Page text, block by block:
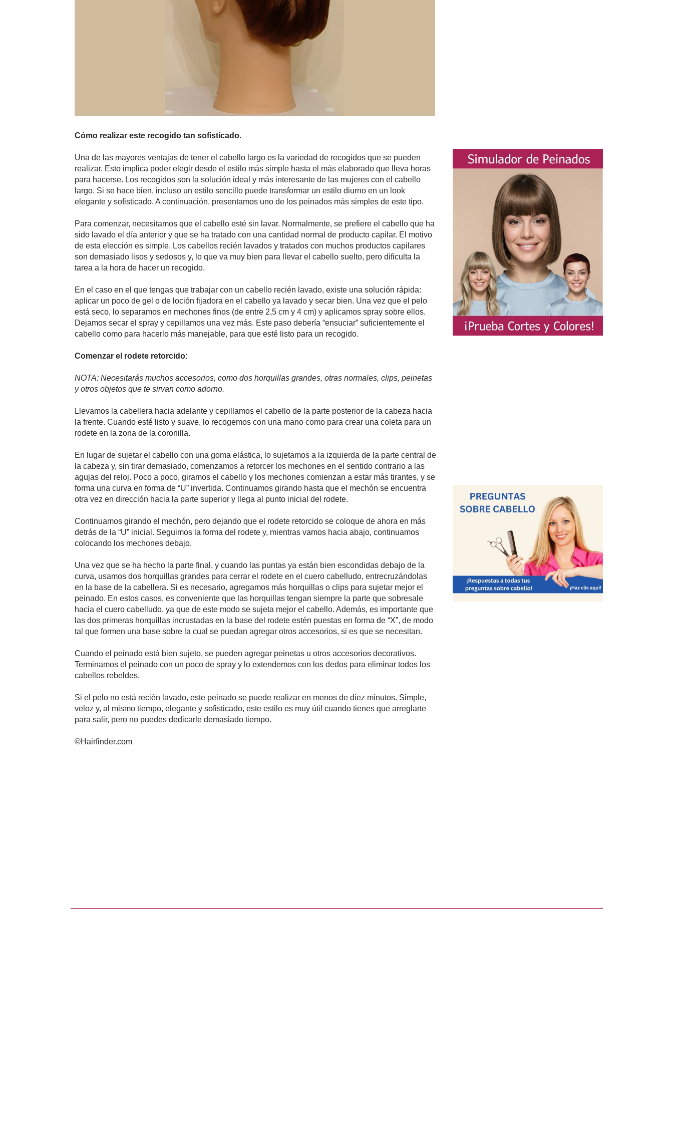
Cómo realizar este recogido tan sofisticado.
Una de las mayores ventajas de tener el cabello largo es la variedad de recogidos que se pueden
realizar. Esto implica poder elegir desde el estilo más simple hasta el más elaborado que lleva horas
para hacerse. Los recogidos son la solución ideal y más interesante de las mujeres con el cabello
largo. Si se hace bien, incluso un estilo sencillo puede transformar un estilo diurno en un look
elegante y sofisticado. A continuación, presentamos uno de los peinados más simples de este tipo.
Para comenzar, necesitamos que el cabello esté sin lavar. Normalmente, se prefiere el cabello que ha
sido lavado el día anterior y que se ha tratado con una cantidad normal de producto capilar. El motivo
de esta elección es simple. Los cabellos recién lavados y tratados con muchos productos capilares
son demasiado lisos y sedosos y, lo que va muy bien para llevar el cabello suelto, pero dificulta la
tarea a la hora de hacer un recogido.
En el caso en el que tengas que trabajar con un cabello recién lavado, existe una solución rápida:
aplicar un poco de gel o de loción fijadora en el cabello ya lavado y secar bien. Una vez que el pelo
está seco, lo separamos en mechones finos (de entre 2,5 cm y 4 cm) y aplicamos spray sobre ellos.
Dejamos secar el spray y cepillamos una vez más. Este paso debería “ensuciar” suficientemente el
cabello como para hacerlo más manejable, para que esté listo para un recogido.
Comenzar el rodete retorcido:
NOTA: Necesitarás muchos accesorios, como dos horquillas grandes, otras normales, clips, peinetas
y otros objetos que te sirvan como adorno.
Llevamos la cabellera hacia adelante y cepillamos el cabello de la parte posterior de la cabeza hacia
la frente. Cuando esté listo y suave, lo recogemos con una mano como para crear una coleta para un
rodete en la zona de la coronilla.
En lugar de sujetar el cabello con una goma elástica, lo sujetamos a la izquierda de la parte central de
la cabeza y, sin tirar demasiado, comenzamos a retorcer los mechones en el sentido contrario a las
agujas del reloj. Poco a poco, giramos el cabello y los mechones comienzan a estar más tirantes, y se
forma una curva en forma de “U” invertida. Continuamos girando hasta que el mechón se encuentra
otra vez en dirección hacia la parte superior y llega al punto inicial del rodete.
Continuamos girando el mechón, pero dejando que el rodete retorcido se coloque de ahora en más
detrás de la “U” inicial. Seguimos la forma del rodete y, mientras vamos hacia abajo, continuamos
colocando los mechones debajo.
Una vez que se ha hecho la parte final, y cuando las puntas ya están bien escondidas debajo de la
curva, usamos dos horquillas grandes para cerrar el rodete en el cuero cabelludo, entrecruzándolas
en la base de la cabellera. Si es necesario, agregamos más horquillas o clips para sujetar mejor el
peinado. En estos casos, es conveniente que las horquillas tengan siempre la parte que sobresale
hacia el cuero cabelludo, ya que de este modo se sujeta mejor el cabello. Además, es importante que
las dos primeras horquillas incrustadas en la base del rodete estén puestas en forma de “X”, de modo
tal que formen una base sobre la cual se puedan agregar otros accesorios, si es que se necesitan.
Cuando el peinado está bien sujeto, se pueden agregar peinetas u otros accesorios decorativos.
Terminamos el peinado con un poco de spray y lo extendemos con los dedos para eliminar todos los
cabellos rebeldes.
Si el pelo no está recién lavado, este peinado se puede realizar en menos de diez minutos. Simple,
veloz y, al mismo tiempo, elegante y sofisticado, este estilo es muy útil cuando tienes que arreglarte
para salir, pero no puedes dedicarle demasiado tiempo.
©Hairfinder.com